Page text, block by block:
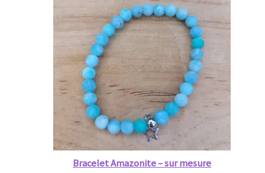
Bracelet Amazonite – sur mesure